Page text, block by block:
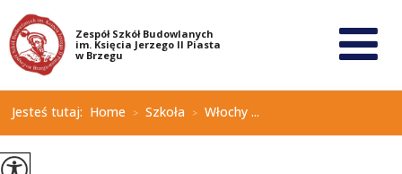
Jesteś tutaj: Home > Szkoła > Włochy ...